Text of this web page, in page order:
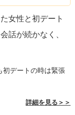
女性と初デート
話が続かなく、
初デートの時は緊張
詳細を見る＞＞